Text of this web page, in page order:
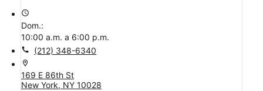
access_time
Dom.:
10:00 a.m. a 6:00 p.m.
call (212) 348-6340
location_on
169 E 86th St
New York, NY 10028